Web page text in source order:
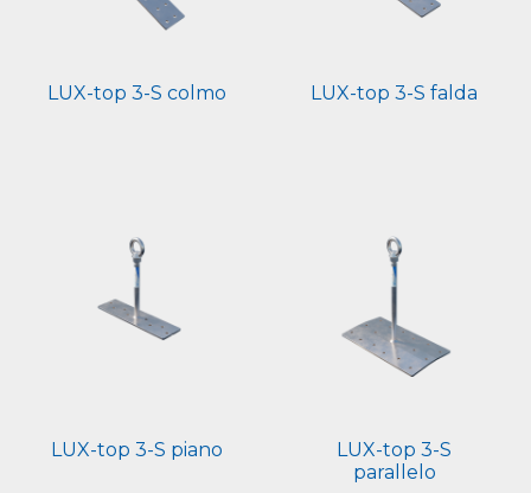
LUX-top 3-S colmo LUX-top 3-S falda
LUX-top 3-S piano
LUX-top 3-S
parallelo